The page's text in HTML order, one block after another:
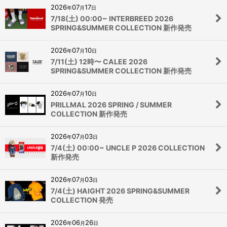
2026年07月17日
7/18(土) 00:00~ INTERBREED 2026
SPRING&SUMMER COLLECTION 新作発売
2026年07月10日
7/11(土) 12時〜 CALEE 2026
SPRING&SUMMER COLLECTION 新作発売
2026年07月10日
PRILLMAL 2026 SPRING / SUMMER
COLLECTION 新作発売
2026年07月03日
7/4(土) 00:00~ UNCLE P 2026 COLLECTION
新作発売
2026年07月03日
7/4(土) HAIGHT 2026 SPRING&SUMMER
COLLECTION 発売
2026年06月 26日